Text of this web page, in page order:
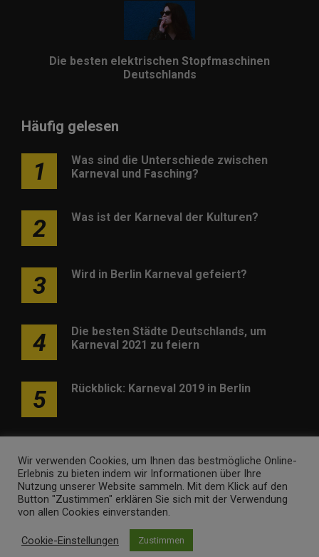
Die besten elektrischen Stopfmaschinen
Deutschlands
Häufig gelesen
1
Was sind die Unterschiede zwischen
Karneval und Fasching?
2 Was ist der Karneval der Kulturen?
3 Wird in Berlin Karneval gefeiert?
4
Die besten Städte Deutschlands, um
Karneval 2021 zu feiern
5 Rückblick: Karneval 2019 in Berlin
Werben Kontakt Impressum Newsletter
Ventures. Webseitenbetreiber ist
Wir verwenden Cookies, um Ihnen das bestmögliche Online-
Erlebnis zu bieten indem wir Informationen über Ihre
Nutzung unserer Website sammeln. Mit dem Klick auf den
Button "Zustimmen" erklären Sie sich mit der Verwendung
von allen Cookies einverstanden.
Cookie-Einstellungen Zustimmen